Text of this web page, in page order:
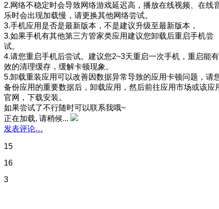
2.网络不稳定时会导致网络游戏延迟高，播放在线视频、在线
乐时会出现加载慢，请更换其他网络尝试。
3.手机应用是否是最新版本，不是建议升级至最新版本，
3.如果手机有其他第三方管家类应用建议您卸载后重启手机尝
试。
4.请您重启手机后尝试。建议您2~3天重启一次手机，重启能有
效的清理缓存，缓解卡顿现象。
5.卸载重装应用可以改善因数据异常导致的应用卡顿问题，请
备份应用的重要数据后，卸载应用，然后前往应用市场或该应
官网，下载安装。
如果尝试了不行随时可以联系我哦~
正在加载, 请稍候...
发表评论…
15
16
3